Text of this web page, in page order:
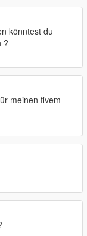
könntest du
?
meinen fivem